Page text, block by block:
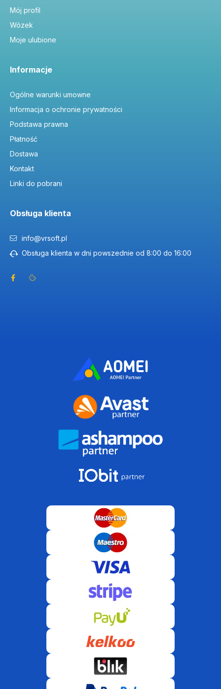
Mój profil
Wózek
Moje ulubione
Informacje
Ogólne warunki umowne
Informacja o ochronie prywatności
Podstawa prawna
Płatność
Dostawa
Kontakt
Linki do pobrani
Obsługa klienta
info@vrsoft.pl
Obsługa klienta w dni powszednie od 8:00 do 16:00